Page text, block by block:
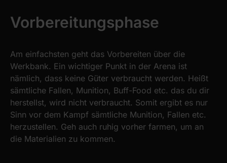
Vorbereitungsphase
Am einfachsten geht das Vorbereiten über die
Werkbank. Ein wichtiger Punkt in der Arena ist
nämlich, dass keine Güter verbraucht werden. Heißt
sämtliche Fallen, Munition, Buff-Food etc. das du dir
herstellst, wird nicht verbraucht. Somit ergibt es nur
Sinn vor dem Kampf sämtliche Munition, Fallen etc.
herzustellen. Geh auch ruhig vorher farmen, um an
die Materialien zu kommen.